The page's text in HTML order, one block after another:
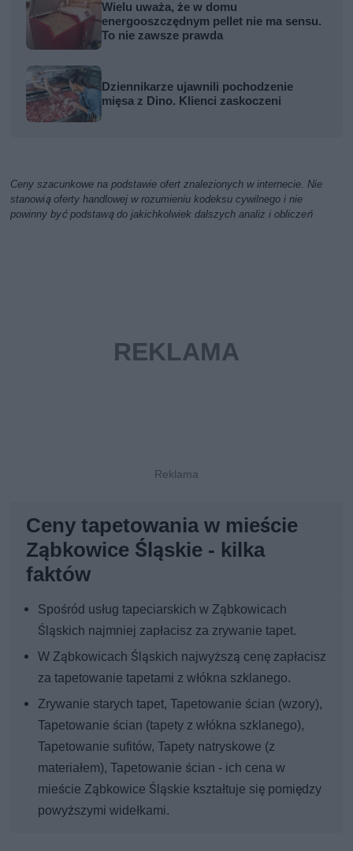
Wielu uważa, że w domu
energooszczędnym pellet nie ma sensu.
To nie zawsze prawda
Dziennikarze ujawnili pochodzenie
mięsa z Dino. Klienci zaskoczeni
Ceny szacunkowe na podstawie ofert znalezionych w internecie. Nie
stanowią oferty handlowej w rozumieniu kodeksu cywilnego i nie
powinny być podstawą do jakichkolwiek dalszych analiz i obliczeń
Ceny tapetowania w mieście
Ząbkowice Śląskie - kilka
faktów
Spośród usług tapeciarskich w Ząbkowicach
Śląskich najmniej zapłacisz za zrywanie tapet.
W Ząbkowicach Śląskich najwyższą cenę zapłacisz
za tapetowanie tapetami z włókna szklanego.
Zrywanie starych tapet, Tapetowanie ścian (wzory),
Tapetowanie ścian (tapety z włókna szklanego),
Tapetowanie sufitów, Tapety natryskowe (z
materiałem), Tapetowanie ścian - ich cena w
mieście Ząbkowice Śląskie kształtuje się pomiędzy
powyższymi widełkami.